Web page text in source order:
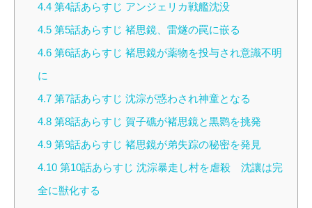
4.4第4話あらすじ アンジェリカ戦艦沈没
4.5第5話あらすじ 褚思鏡、雷燧の罠に嵌る
4.6第6話あらすじ 褚思鏡が薬物を投与され意識不明
に
4.7第7話あらすじ 沈淙が惑わされ神童となる
4.8第8話あらすじ 賀子礁が褚思鏡と黒鹮を挑発
4.9第9話あらすじ 褚思鏡が弟失踪の秘密を発見
4.10第10話あらすじ 沈淙暴走し村を虐殺 沈讓は完
全に獣化する